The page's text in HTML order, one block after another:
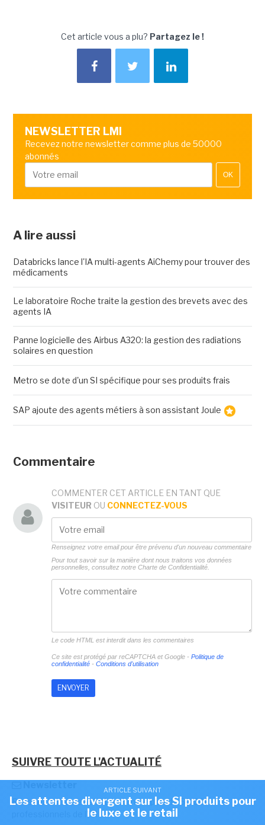
ARTICLE SUIVANT
Les attentes divergent sur les SI produits pour
le luxe et le retail
Cet article vous a plu? Partagez le !
NEWSLETTER LMI
Recevez notre newsletter comme plus de 50000
abonnés
OK
A lire aussi
Databricks lance l'IA multi-agents AiChemy pour trouver des
médicaments
Le laboratoire Roche traite la gestion des brevets avec des
agents IA
Panne logicielle des Airbus A320: la gestion des radiations
solaires en question
Metro se dote d'un SI spécifique pour ses produits frais
SAP ajoute des agents métiers à son assistant Joule
Commentaire
COMMENTER CET ARTICLE EN TANT QUE
VISITEUR OU CONNECTEZ-VOUS
Renseignez votre email pour être prévenu d'un nouveau commentaire
Pour tout savoir sur la manière dont nous traitons vos données
personnelles, consultez notre Charte de Confidentialité.
Le code HTML est interdit dans les commentaires
Ce site est protégé par reCAPTCHA et Google - Politique de
confidentialité- Conditions d'utilisation
SUIVRE TOUTE L'ACTUALITÉ
Recevez notre newsletter comme plus de 50 000
professionnels de l'IT!